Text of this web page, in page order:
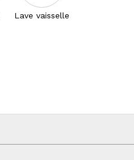
Lave vaisselle